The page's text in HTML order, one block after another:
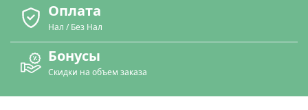
Оплата
Нал / Без Нал
Бонусы
Скидки на объем заказа